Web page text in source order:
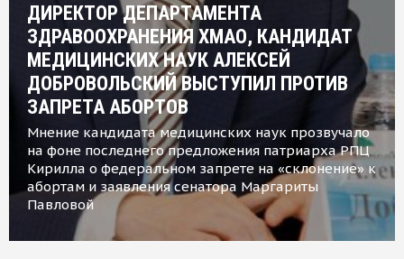
ДИРЕКТОР ДЕПАРТАМЕНТА
ЗДРАВООХРАНЕНИЯ ХМАО, КАНДИДАТ
МЕДИЦИНСКИХ НАУК АЛЕКСЕЙ
ДОБРОВОЛЬСКИЙ ВЫСТУПИЛ ПРОТИВ
ЗАПРЕТА АБОРТОВ
Мнение кандидата медицинских наук прозвучало
на фоне последнего предложения патриарха РПЦ
Кирилла о федеральном запрете на «склонение» к
абортам и заявления сенатора Маргариты
Павловой